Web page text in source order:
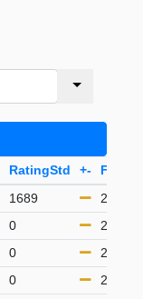
RatingStd +-
1689
21-49
0
21-49
0
21-49
0
21-49